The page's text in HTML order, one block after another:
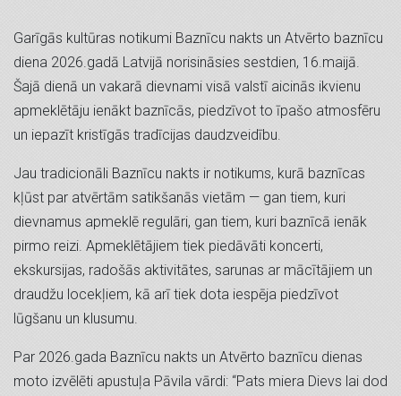
Garīgās kultūras notikumi Baznīcu nakts un Atvērto baznīcu
diena 2026.gadā Latvijā norisināsies sestdien, 16.maijā.
Šajā dienā un vakarā dievnami visā valstī aicinās ikvienu
apmeklētāju ienākt baznīcās, piedzīvot to īpašo atmosfēru
un iepazīt kristīgās tradīcijas daudzveidību.
Jau tradicionāli Baznīcu nakts ir notikums, kurā baznīcas
kļūst par atvērtām satikšanās vietām — gan tiem, kuri
dievnamus apmeklē regulāri, gan tiem, kuri baznīcā ienāk
pirmo reizi. Apmeklētājiem tiek piedāvāti koncerti,
ekskursijas, radošās aktivitātes, sarunas ar mācītājiem un
draudžu locekļiem, kā arī tiek dota iespēja piedzīvot
lūgšanu un klusumu.
Par 2026.gada Baznīcu nakts un Atvērto baznīcu dienas
moto izvēlēti apustuļa Pāvila vārdi: “Pats miera Dievs lai dod